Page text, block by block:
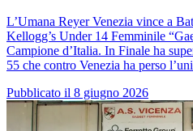
L’Umana Reyer Venezia vince a
Kellogg’s Under 14 Femminile
Campione d’Italia. In Finale ha
55 che contro Venezia ha perso
Pubblicato il 8 giugno 2026